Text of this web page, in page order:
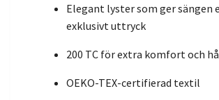
Elegant lyster som ger sängen
exklusivt uttryck
200 TC för extra komfort och
OEKO-TEX-certifierad textil